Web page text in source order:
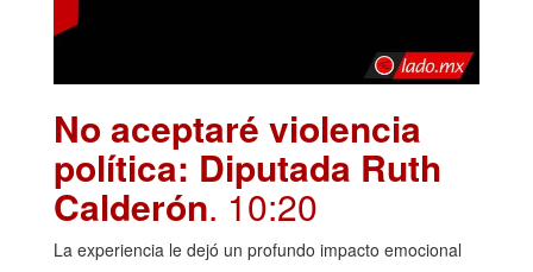
No aceptaré violencia
política: Diputada Ruth
Calderón. 10:20
La experiencia le dejó un profundo impacto emocional